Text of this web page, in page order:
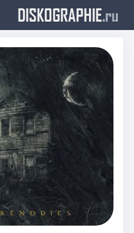
DISKOGRAPHIE.ru